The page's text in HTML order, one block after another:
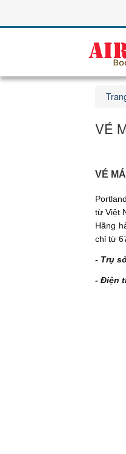
VÉ
VÉ
từ Việt
Hãng
chỉ từ
- Trụ
- Điện